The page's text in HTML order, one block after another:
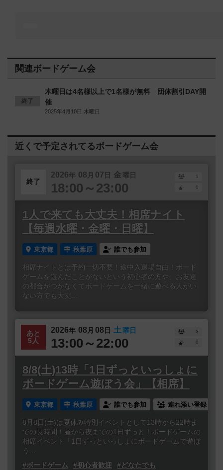
関連ボードゲーム会
終了
木曜日は4名様以上で1名様が無料 団体割引DAY開
催
2025年4月10日 木曜日
近くで予定されてるボードゲーム会
終了
2026年 08 月 07 日 金曜日
18:00～23:00
1
0
1人で来ても大丈夫！相席ナイト
【毎週水曜・金曜・日曜】
東京都 秋葉原 誰でも参加
相席ナイトとは予約一切不要！途中入退場自由！ボード
ゲームを遊んだことがないという初心者の方や、お友達
の都合がつかなくてボードゲームを一緒に遊べる人がい
ない方でも大丈...
あと
5人
2026年 08 月 08日 土曜日
13:00～22:00
3
0
8/8(土)13時「1日ずっといっしょに
ボードゲーム遊ぼう会」【相席】
東京都 秋葉原 誰でも参加 連れ添い登録
8月8日(土)は夏休み特別イベントとして13時から22時ま
での長時間！昼から夜までの1日ずっと！ボードゲームの
相席イベント「1日ずっといっしょにボードゲームで遊ぼ
う...
#ボードゲーム
#初心者歓迎
#どなたでも